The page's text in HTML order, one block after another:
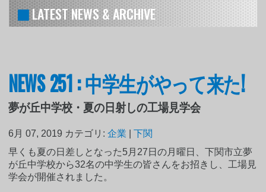
LATEST NEWS & ARCHIVE
NEWS 251 : 中学生がやって来た!
夢が丘中学校・夏の日射しの工場見学会
6月 07, 2019 カテゴリ:企業 |下関
早くも夏の日差しとなった5月27日の月曜日、下関市立夢
が丘中学校から32名の中学生の皆さんをお招きし、工場見
学会が開催されました。